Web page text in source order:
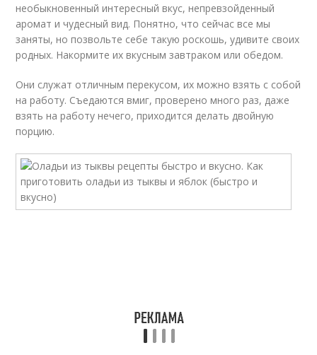
необыкновенный интересный вкус, непревзойденный
аромат и чудесный вид. Понятно, что сейчас все мы
заняты, но позвольте себе такую роскошь, удивите своих
родных. Накормите их вкусным завтраком или обедом.
Они служат отличным перекусом, их можно взять с собой
на работу. Съедаются вмиг, проверено много раз, даже
взять на работу нечего, приходится делать двойную
порцию.